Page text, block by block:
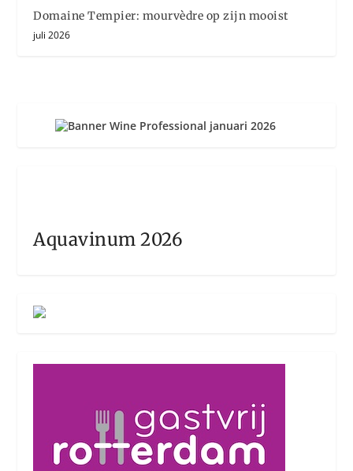
Domaine Tempier: mourvèdre op zijn mooist
juli 2026
Aquavinum 2026